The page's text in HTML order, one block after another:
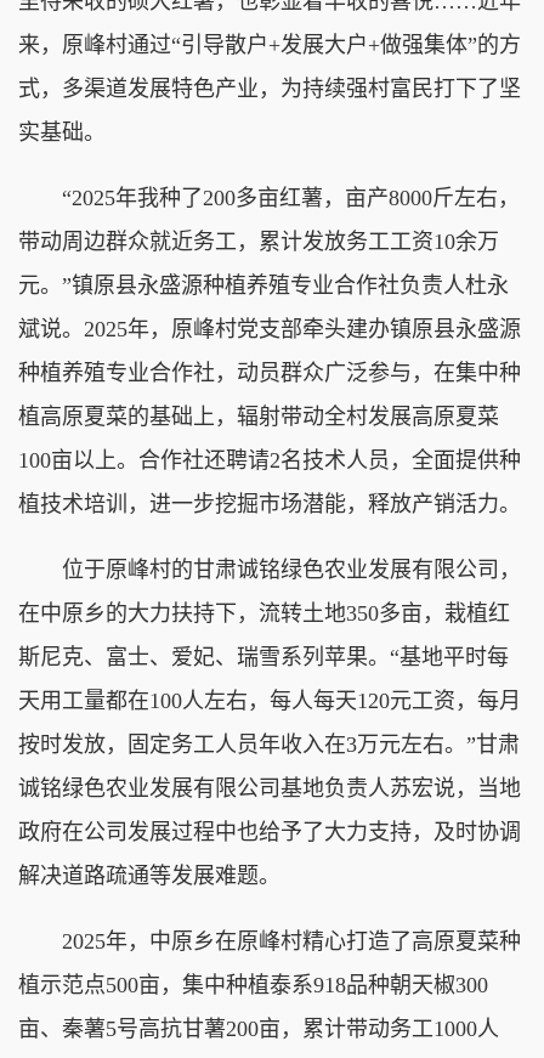
来，原峰村通过“引导散户+发展大户+做强集体”的方
式，多渠道发展特色产业，为持续强村富民打下了坚
实基础。
“2025年我种了200多亩红薯，亩产8000斤左右，
带动周边群众就近务工，累计发放务工工资10余万
元。”镇原县永盛源种植养殖专业合作社负责人杜永
斌说。2025年，原峰村党支部牵头建办镇原县永盛源
种植养殖专业合作社，动员群众广泛参与，在集中种
植高原夏菜的基础上，辐射带动全村发展高原夏菜
100亩以上。合作社还聘请2名技术人员，全面提供种
植技术培训，进一步挖掘市场潜能，释放产销活力。
位于原峰村的甘肃诚铭绿色农业发展有限公司，
在中原乡的大力扶持下，流转土地350多亩，栽植红
斯尼克、富士、爱妃、瑞雪系列苹果。“基地平时每
天用工量都在100人左右，每人每天120元工资，每月
按时发放，固定务工人员年收入在3万元左右。”甘肃
诚铭绿色农业发展有限公司基地负责人苏宏说，当地
政府在公司发展过程中也给予了大力支持，及时协调
解决道路疏通等发展难题。
2025年，中原乡在原峰村精心打造了高原夏菜种
植示范点500亩，集中种植泰系918品种朝天椒300
亩、秦薯5号高抗甘薯200亩，累计带动务工1000人